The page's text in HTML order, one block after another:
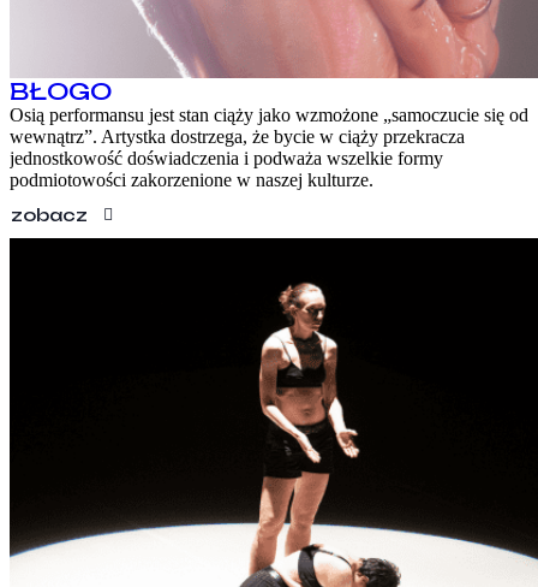
BŁOGO
Osią performansu jest stan ciąży jako wzmożone „samoczucie się od
wewnątrz”. Artystka dostrzega, że bycie w ciąży przekracza
jednostkowość doświadczenia i podważa wszelkie formy
podmiotowości zakorzenione w naszej kulturze.
zobacz